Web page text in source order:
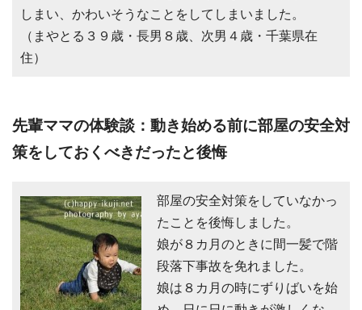
しまい、かわいそうなことをしてしまいました。
（まやとる３９歳・長男８歳、次男４歳・千葉県在
住）
先輩ママの体験談：動き始める前に部屋の安全対
策をしておくべきだったと後悔
部屋の安全対策をしていなかっ
たことを後悔しました。
娘が８カ月のときに間一髪で階
段落下事故を免れました。
娘は８カ月の時にずりばいを始